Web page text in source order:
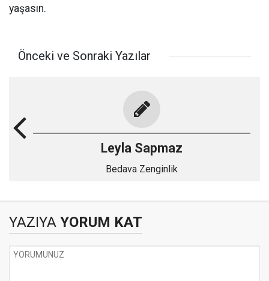
yaşasın.
Önceki ve Sonraki Yazılar
Leyla Sapmaz
Bedava Zenginlik
YAZIYA YORUM KAT